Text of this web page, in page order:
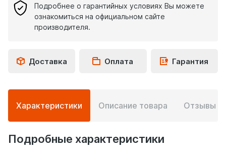
Подробнее о гарантийных условиях Вы можете
ознакомиться на официальном сайте
производителя.
Доставка Оплата Гарантия
Подробная
информация
о
товаре
Характеристики Описание товара Отзывы
Подробные характеристики